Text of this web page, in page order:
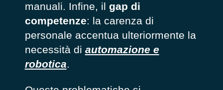
manuali. Infine, il gap di
competenze: la carenza di
personale accentua ulteriormente la
necessità di automazione e
robotica.